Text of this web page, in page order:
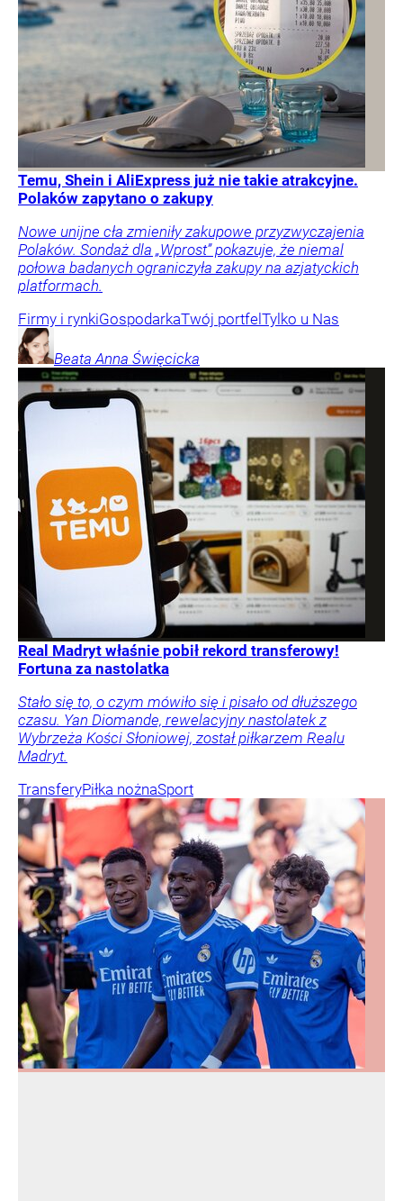
Temu, Shein i AliExpress już nie takie atrakcyjne.
Polaków zapytano o zakupy
Nowe unijne cła zmieniły zakupowe przyzwyczajenia
Polaków. Sondaż dla „Wprost” pokazuje, że niemal
połowa badanych ograniczyła zakupy na azjatyckich
platformach.
Firmy i rynkiGospodarkaTwój portfel Tylko u Nas
Beata Anna Święcicka
Real Madryt właśnie pobił rekord transferowy!
Fortuna za nastolatka
Stało się to, o czym mówiło się i pisało od dłuższego
czasu. Yan Diomande, rewelacyjny nastolatek z
Wybrzeża Kości Słoniowej, został piłkarzem Realu
Madryt.
TransferyPiłka nożnaSport